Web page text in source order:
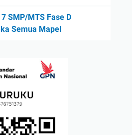
SMP/MTS Fase D
Semua Mapel